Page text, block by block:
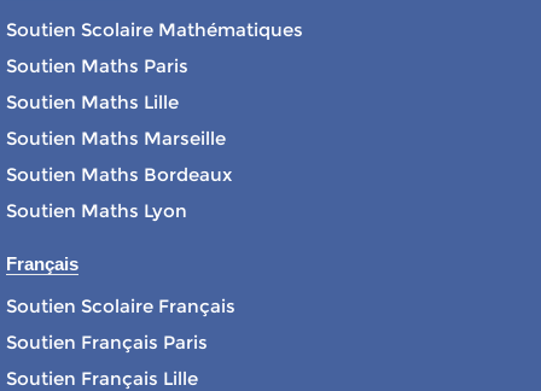
Soutien Scolaire Mathématiques
Soutien Maths Paris
Soutien Maths Lille
Soutien Maths Marseille
Soutien Maths Bordeaux
Soutien Maths Lyon
Français
Soutien Scolaire Français
Soutien Français Paris
Soutien Français Lille